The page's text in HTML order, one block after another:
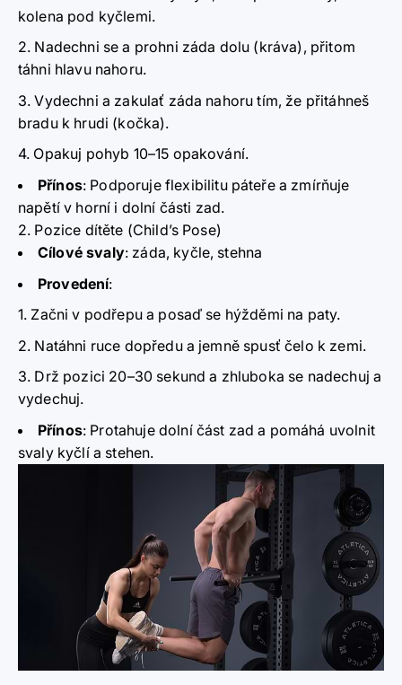
kolena pod kyčlemi.
Nadechni se a prohni záda dolu (kráva), přitom
táhni hlavu nahoru.
Vydechni a zakulať záda nahoru tím, že přitáhneš
bradu k hrudi (kočka).
Opakuj pohyb 10–15 opakování.
Přínos: Podporuje flexibilitu páteře a zmírňuje
napětí v horní i dolní části zad.
2. Pozice dítěte (Child’s Pose)
Cílové svaly: záda, kyčle, stehna
Provedení:
Začni v podřepu a posaď se hýžděmi na paty.
Natáhni ruce dopředu a jemně spusť čelo k zemi.
Drž pozici 20–30 sekund a zhluboka se nadechuj a
vydechuj.
Přínos: Protahuje dolní část zad a pomáhá uvolnit
svaly kyčlí a stehen.